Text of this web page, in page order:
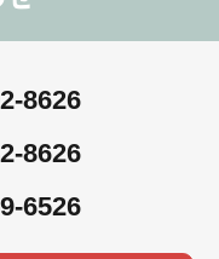
8626
8626
6526